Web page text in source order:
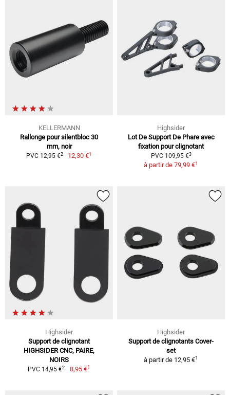
KELLERMANN
Rallonge pour silentbloc 30
mm, noir
PVC 12,95 €2 12,30 €1
Highsider
Lot De Support De Phare avec
fixation pour clignotant
PVC 109,95 €3
à partir de 79,99 €1
Highsider
Support de clignotant
HIGHSIDER CNC, PAIRE,
NOIRS
PVC 14,95 €2 8,95 €1
Highsider
Support de clignotants Cover-
set
à partir de 12,95 €1